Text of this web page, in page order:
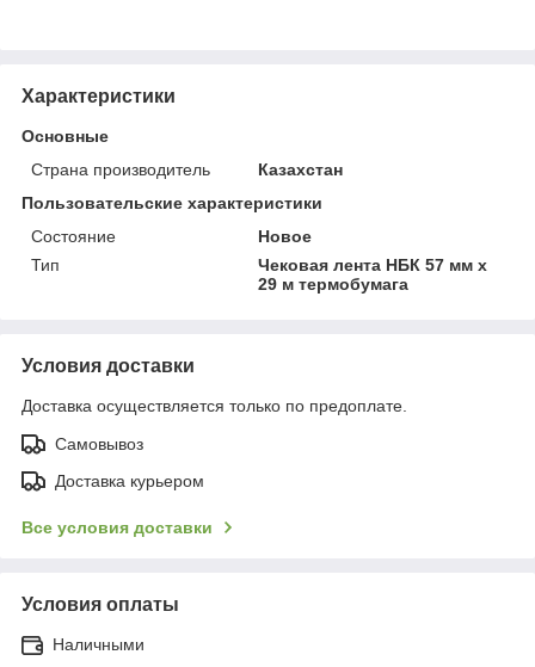
Характеристики
Основные
Страна производитель
Казахстан
Пользовательские характеристики
Состояние
Новое
Тип
Чековая лента НБК 57 мм х
29 м термобумага
Условия доставки
Доставка осуществляется только по предоплате.
Самовывоз
Доставка курьером
Все условия доставки
Условия оплаты
Наличными